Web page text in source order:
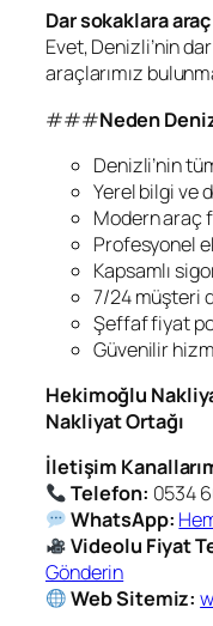
Dar sokaklara
Evet, Denizli’nin
araçlarımız
###Neden
Denizli’nin
Yerel bilgi ve
Modern araç
Profesyonel
Kapsamlı
7/24 müşteri
Şeffaf fiyat
Güvenilir
Hekimoğlu
Nakliyat Ortağı
İletişim
Telefon: 0534
WhatsApp:
Videolu Fiyat
Gönderin
Web Sitemiz: